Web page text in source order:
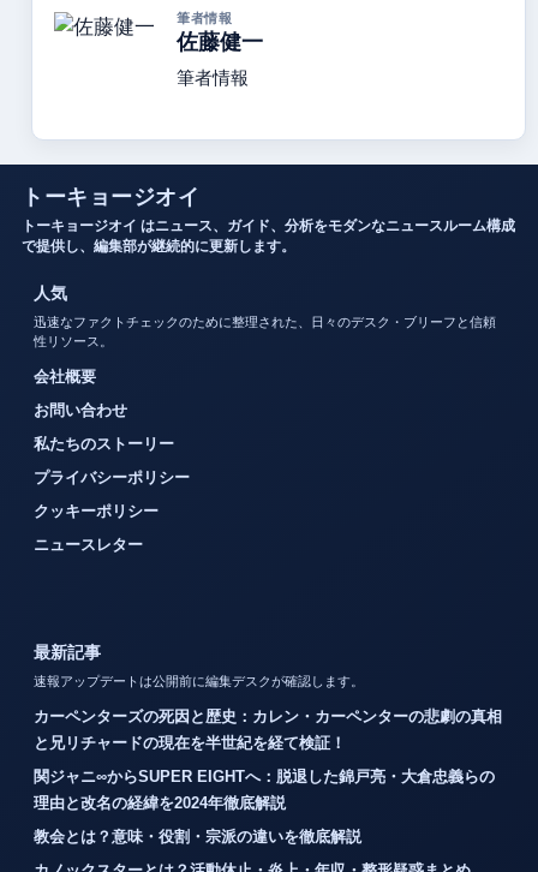
筆者情報
佐藤健一
筆者情報
トーキョージオイ
トーキョージオイ はニュース、ガイド、分析をモダンなニュースルーム構成
で提供し、編集部が継続的に更新します。
人気
迅速なファクトチェックのために整理された、日々のデスク・ブリーフと信頼
性リソース。
会社概要
お問い合わせ
私たちのストーリー
プライバシーポリシー
クッキーポリシー
ニュースレター
最新記事
速報アップデートは公開前に編集デスクが確認します。
カーペンターズの死因と歴史：カレン・カーペンターの悲劇の真相
と兄リチャードの現在を半世紀を経て検証！
関ジャニ∞からSUPER EIGHTへ：脱退した錦戸亮・大倉忠義らの
理由と改名の経緯を2024年徹底解説
教会とは？意味・役割・宗派の違いを徹底解説